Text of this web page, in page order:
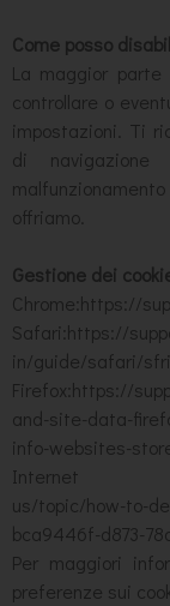
Come posso
La maggior
controllare o
impostazioni. Ti
di
offriamo.
Gestione dei
Chrome:https://
Safari:https://
in/guide/safari/
Firefox:https://
and-site-data-
info-websites-
Internet
us/topic/how-to-
bca9446f-d873-
Per maggiori
preferenze sui